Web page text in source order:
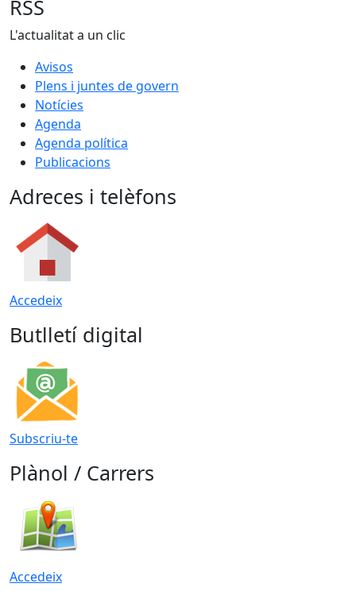
RSS
L'actualitat a un clic
Avisos
Plens i juntes de govern
Notícies
Agenda
Agenda política
Publicacions
Adreces i telèfons
Accedeix
Butlletí digital
Subscriu-te
Plànol / Carrers
Accedeix